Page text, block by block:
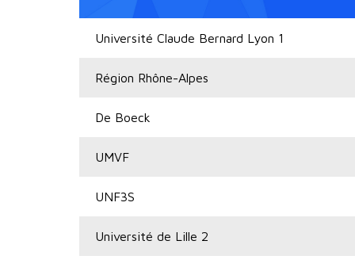
Université Claude Bernard Lyon 1
Région Rhône-Alpes
De Boeck
UMVF
UNF3S
Université de Lille 2